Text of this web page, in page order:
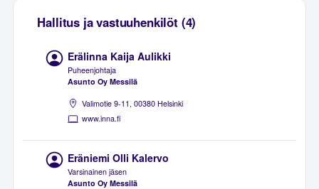
Hallitus ja vastuuhenkilöt (4)
Erälinna Kaija Aulikki
Puheenjohtaja
Asunto Oy Messilä
Valimotie 9-11, 00380 Helsinki
www.inna.fi
Eräniemi Olli Kalervo
Varsinainen jäsen
Asunto Oy Messilä